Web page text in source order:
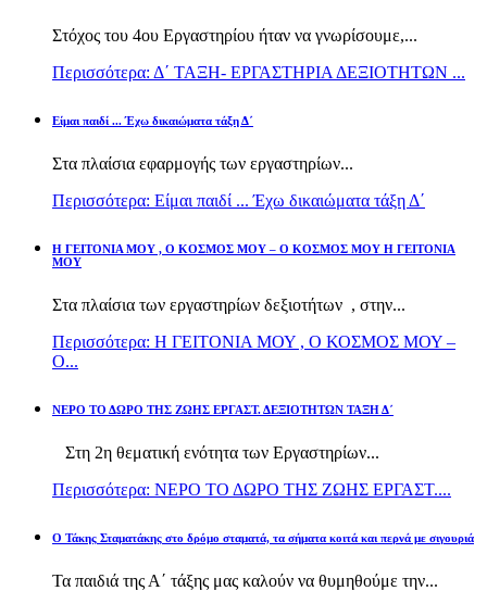
Στόχος του 4ου Εργαστηρίου ήταν να γνωρίσουμε,...
Περισσότερα: Δ΄ ΤΑΞΗ- ΕΡΓΑΣΤΗΡΙΑ ΔΕΞΙΟΤΗΤΩΝ ...
Είμαι παιδί ... Έχω δικαιώματα τάξη Δ΄
Στα πλαίσια εφαρμογής των εργαστηρίων...
Περισσότερα: Είμαι παιδί ... Έχω δικαιώματα τάξη Δ΄
Η ΓΕΙΤΟΝΙΑ ΜΟΥ , Ο ΚΟΣΜΟΣ ΜΟΥ – Ο ΚΟΣΜΟΣ ΜΟΥ Η ΓΕΙΤΟΝΙΑ
ΜΟΥ
Στα πλαίσια των εργαστηρίων δεξιοτήτων , στην...
Περισσότερα: Η ΓΕΙΤΟΝΙΑ ΜΟΥ , Ο ΚΟΣΜΟΣ ΜΟΥ –
Ο...
ΝΕΡΟ ΤΟ ΔΩΡΟ ΤΗΣ ΖΩΗΣ ΕΡΓΑΣΤ. ΔΕΞΙΟΤΗΤΩΝ ΤΑΞΗ Δ΄
Στη 2η θεματική ενότητα των Εργαστηρίων...
Περισσότερα: ΝΕΡΟ ΤΟ ΔΩΡΟ ΤΗΣ ΖΩΗΣ ΕΡΓΑΣΤ....
Ο Τάκης Σταματάκης στο δρόμο σταματά, τα σήματα κοιτά και περνά με σιγουριά
Τα παιδιά της Α΄ τάξης μας καλούν να θυμηθούμε την...